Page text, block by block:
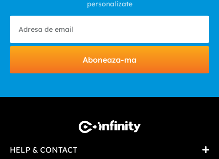
personalizate
Aboneaza-ma
HELP & CONTACT